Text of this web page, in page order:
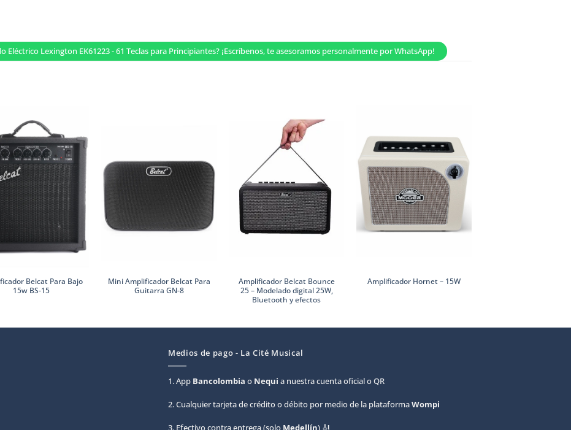
Eléctrico Lexington EK61223 - 61 Teclas para Principiantes? ¡Escríbenos, te asesoramos personalmente por WhatsApp!
Belcat Para Bajo
15w BS-15
Mini Amplificador Belcat Para
Guitarra GN-8
Amplificador Belcat Bounce
25 – Modelado digital 25W,
Bluetooth y efectos
Amplificador Hornet – 15W
Medios de pago - La Cité Musical
1. App Bancolombia o Nequi a nuestra cuenta oficial o QR
2. Cualquier tarjeta de crédito o débito por medio de la plataformaWompi
3. Efectivo contra entrega (solo Medellín) 🎻